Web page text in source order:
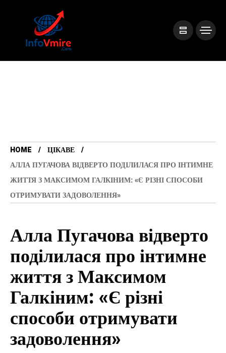
HOME
ЦІКАВЕ
АЛЛА ПУГАЧОВА ВІДВЕРТО ПОДІЛИЛАСЯ ПРО ІНТИМНЕ
ЖИТТЯ З МАКСИМОМ ГАЛКІНИМ: «Є РІЗНІ СПОСОБИ
ОТРИМУВАТИ ЗАДОВОЛЕННЯ»
Алла Пугачова відверто
поділилася про інтимне
життя з Максимом
Галкіним: «Є різні
способи отримувати
задоволення»